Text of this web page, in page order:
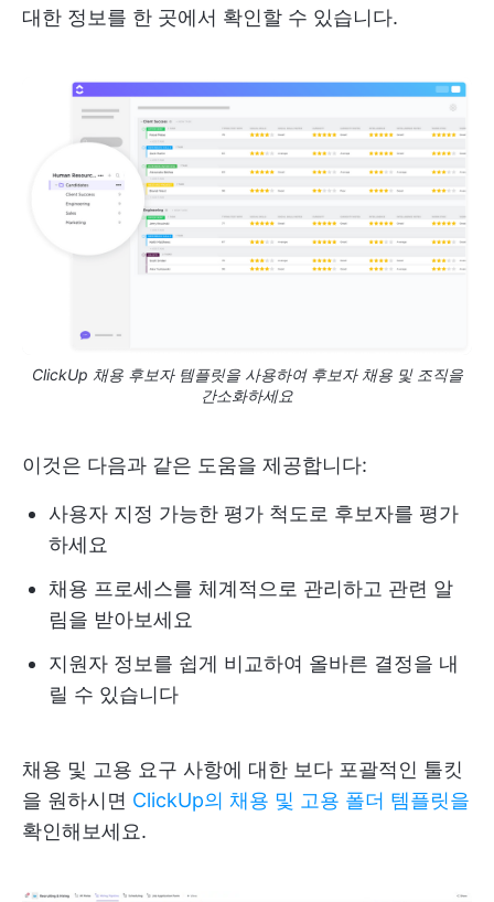
대한 정보를 한 곳에서 확인할 수 있습니다.
ClickUp 채용 후보자 템플릿을 사용하여 후보자 채용 및 조직을
간소화하세요
이것은 다음과 같은 도움을 제공합니다:
사용자 지정 가능한 평가 척도로 후보자를 평가
하세요
채용 프로세스를 체계적으로 관리하고 관련 알
림을 받아보세요
지원자 정보를 쉽게 비교하여 올바른 결정을 내
릴 수 있습니다
채용 및 고용 요구 사항에 대한 보다 포괄적인 툴킷
을 원하시면 ClickUp의 채용 및 고용 폴더 템플릿을
확인해보세요.